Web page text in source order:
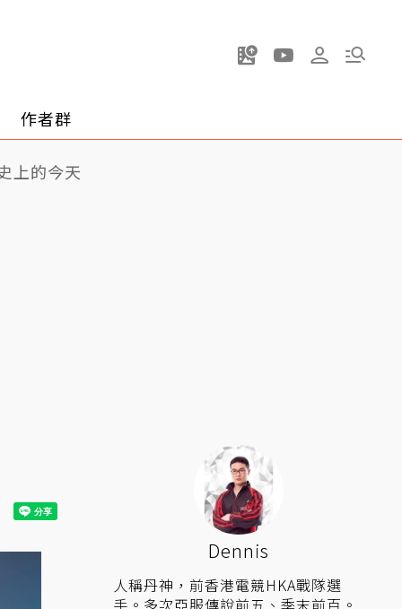
作者群
上的今天
Dennis
人稱丹神，前香港電競HKA戰隊選
手。多次亞服傳說前五、季末前百。